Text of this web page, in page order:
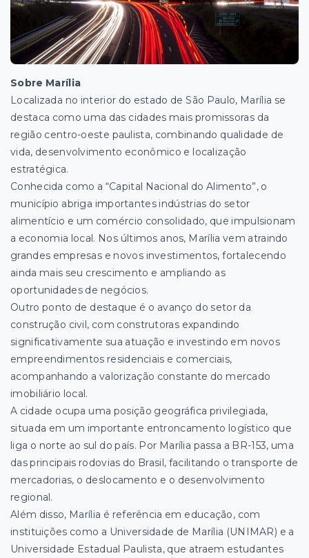
Sobre Marília
Localizada no interior do estado de São Paulo, Marília se
destaca como uma das cidades mais promissoras da
região centro-oeste paulista, combinando qualidade de
vida, desenvolvimento econômico e localização
estratégica.
Conhecida como a “Capital Nacional do Alimento”, o
município abriga importantes indústrias do setor
alimentício e um comércio consolidado, que impulsionam
a economia local. Nos últimos anos, Marília vem atraindo
grandes empresas e novos investimentos, fortalecendo
ainda mais seu crescimento e ampliando as
oportunidades de negócios.
Outro ponto de destaque é o avanço do setor da
construção civil, com construtoras expandindo
significativamente sua atuação e investindo em novos
empreendimentos residenciais e comerciais,
acompanhando a valorização constante do mercado
imobiliário local.
A cidade ocupa uma posição geográfica privilegiada,
situada em um importante entroncamento logístico que
liga o norte ao sul do país. Por Marília passa a BR-153, uma
das principais rodovias do Brasil, facilitando o transporte de
mercadorias, o deslocamento e o desenvolvimento
regional.
Além disso, Marília é referência em educação, com
instituições como a Universidade de Marília (UNIMAR) e a
Universidade Estadual Paulista, que atraem estudantes